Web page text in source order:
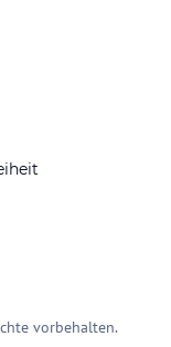
vorbehalten.